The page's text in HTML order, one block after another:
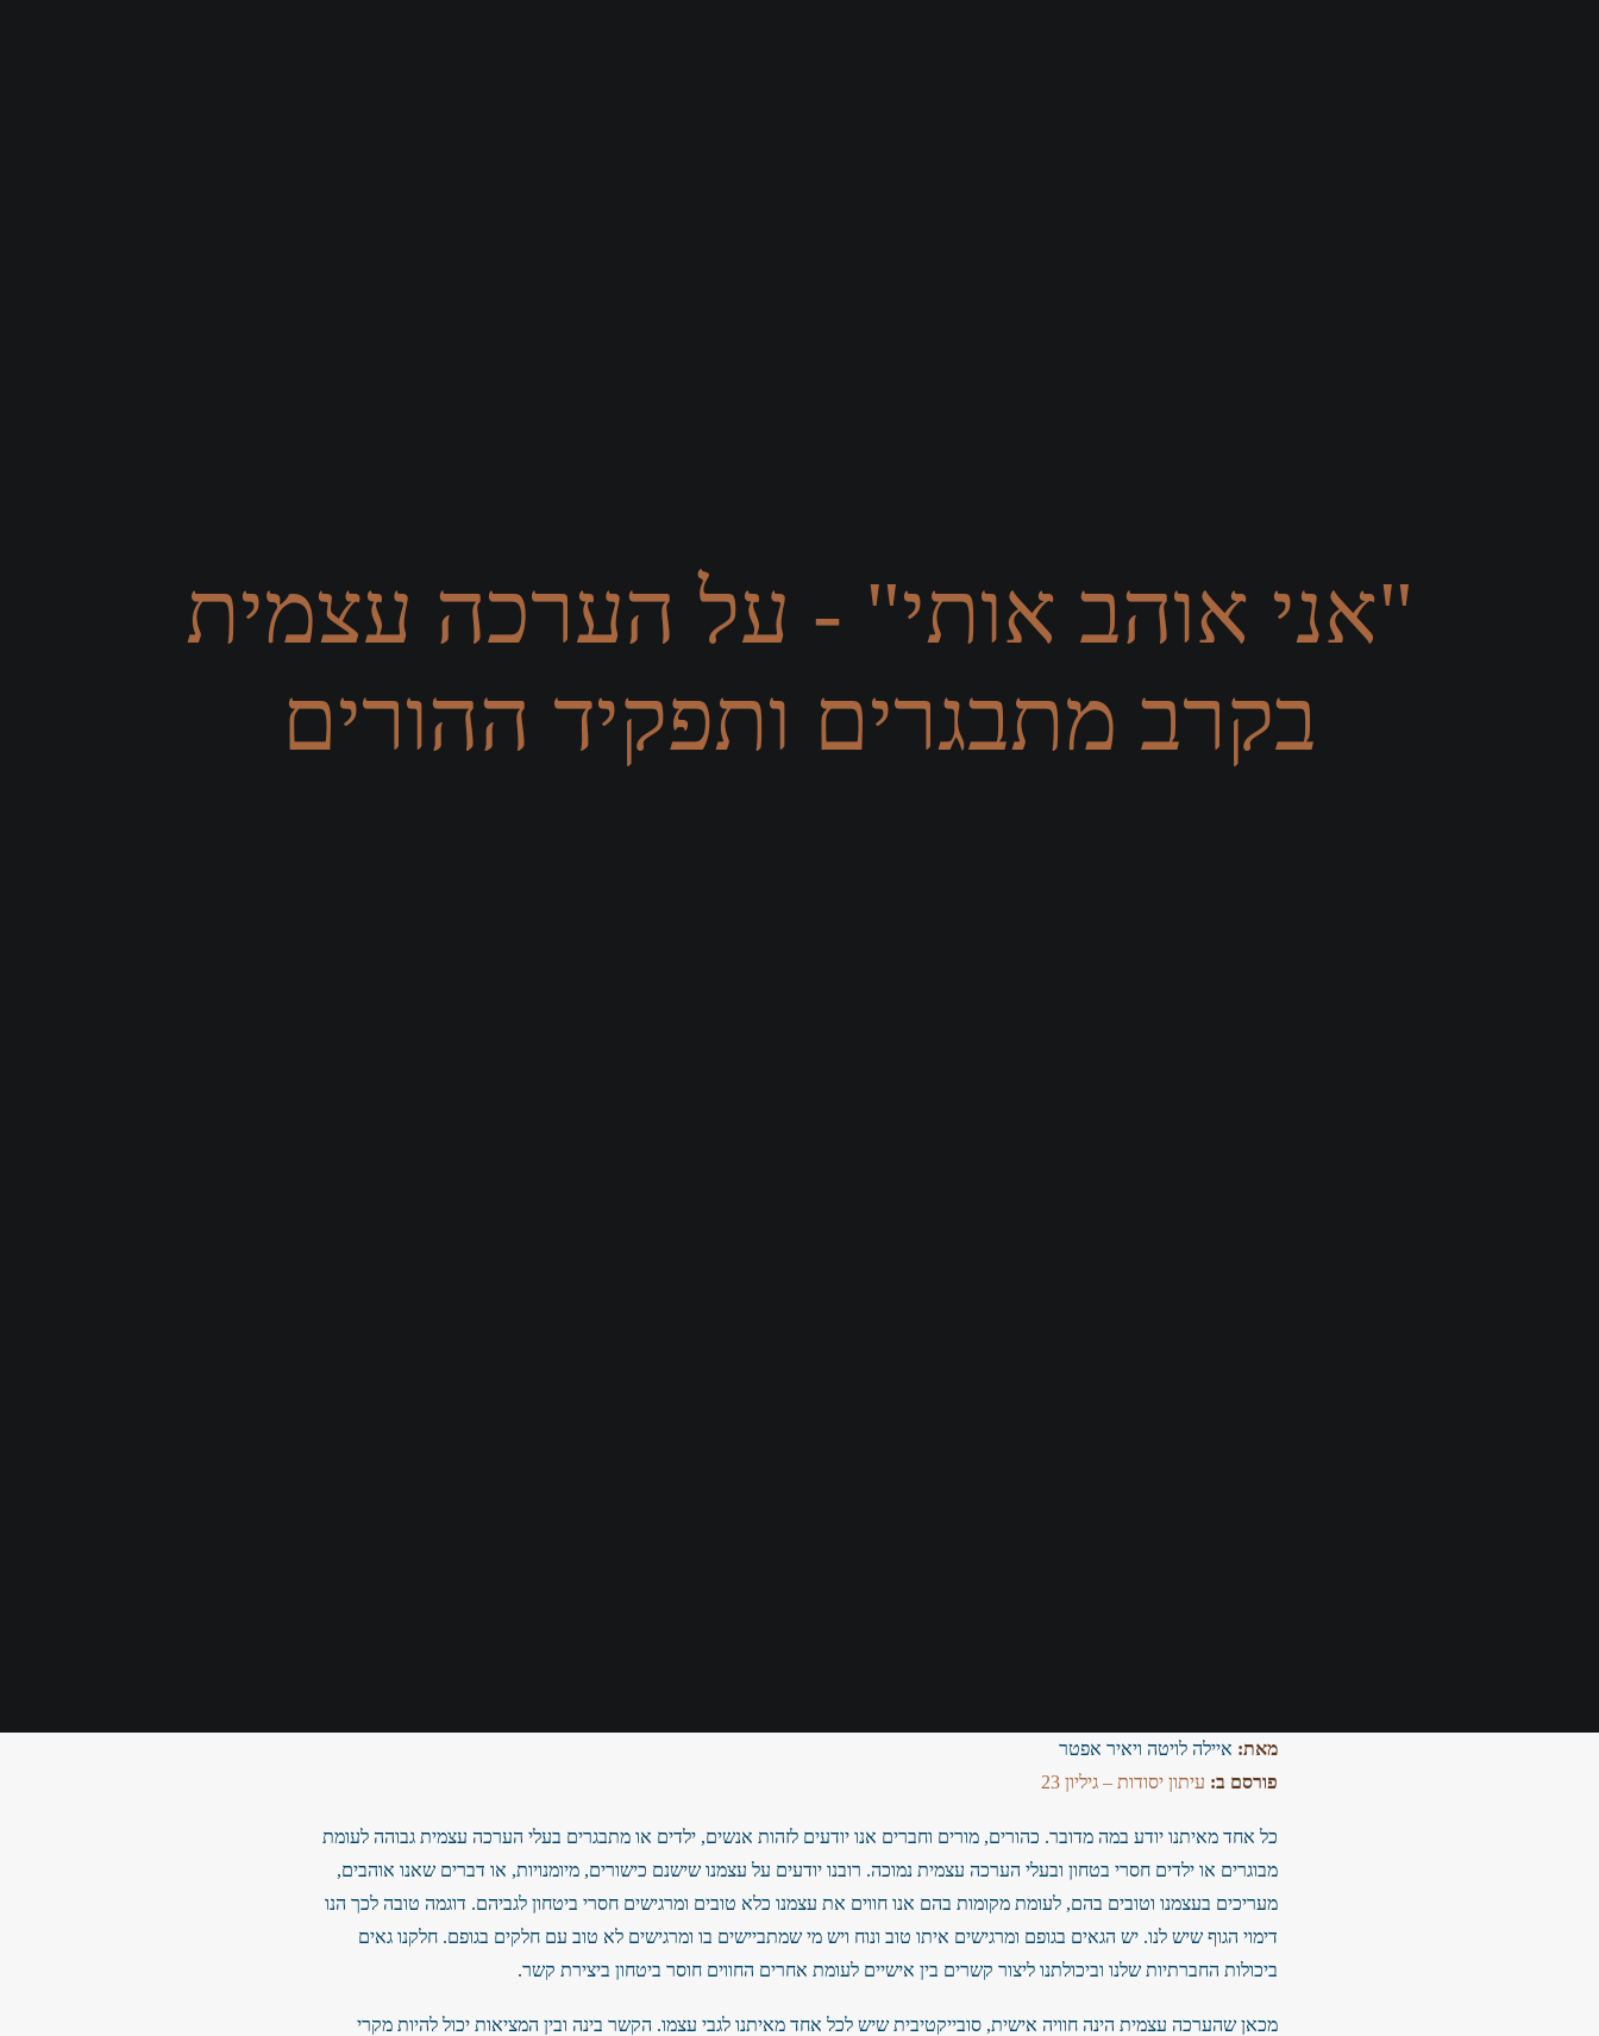
"אני אוהב אותי" - על הערכה עצמית
בקרב מתבגרים ותפקיד ההורים
מאת: איילה לויטה ויאיר אפטר
פורסם ב: עיתון יסודות – גיליון 23
כל אחד מאיתנו יודע במה מדובר. כהורים, מורים וחברים אנו יודעים לזהות אנשים, ילדים או מתבגרים בעלי הערכה עצמית גבוהה לעומת
מבוגרים או ילדים חסרי בטחון ובעלי הערכה עצמית נמוכה. רובנו יודעים על עצמנו שישנם כישורים, מיומנויות, או דברים שאנו אוהבים,
מעריכים בעצמנו וטובים בהם, לעומת מקומות בהם אנו חווים את עצמנו כלא טובים ומרגישים חסרי ביטחון לגביהם. דוגמה טובה לכך הנו
דימוי הגוף שיש לנו. יש הגאים בגופם ומרגישים איתו טוב ונוח ויש מי שמתביישים בו ומרגישים לא טוב עם חלקים בגופם. חלקנו גאים
ביכולות החברתיות שלנו וביכולתנו ליצור קשרים בין אישיים לעומת אחרים החווים חוסר ביטחון ביצירת קשר.
מכאן שהערכה עצמית הינה חוויה אישית, סובייקטיבית שיש לכל אחד מאיתנו לגבי עצמו. הקשר בינה ובין המציאות יכול להיות מקרי